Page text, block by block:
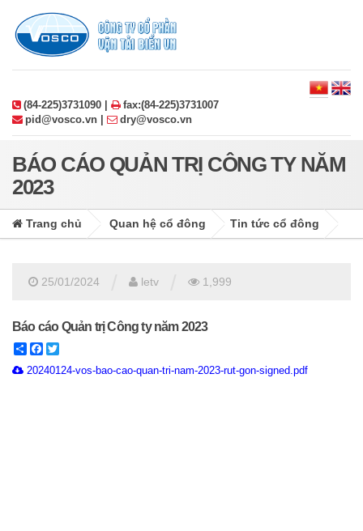
(84-225)3731090 |
fax:(84-225)3731007
pid@vosco.vn |
dry@vosco.vn
BÁO CÁO QUẢN TRỊ CÔNG TY NĂM
2023
Trang chủ Quan hệ cổ đông Tin tức cổ đông
25/01/2024 letv 1,999
Báo cáo Quản trị Công ty năm 2023
ShareFacebook
20240124-vos-bao-cao-quan-tri-nam-2023-rut-gon-signed.pdf